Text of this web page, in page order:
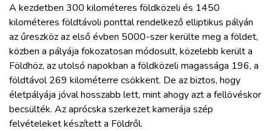
A kezdetben 300 kilométeres földközeli és 1450
kilométeres földtávoli ponttal rendelkező elliptikus pályán
az űreszköz az első évben 5000-szer kerülte meg a földet,
közben a pályája fokozatosan módosult, közelebb került a
Földhöz, az utolsó napokban a földközeli magassága 196, a
földtávol 269 kilométerre csökkent. De az biztos, hogy
életpályája jóval hosszabb lett, mint ahogy azt a fellövéskor
becsülték. Az aprócska szerkezet kamerája szép
felvételeket készített a Földről.